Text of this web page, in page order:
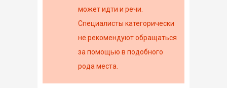
может идти и речи.
Специалисты категорически
не рекомендуют обращаться
за помощью в подобного
рода места.